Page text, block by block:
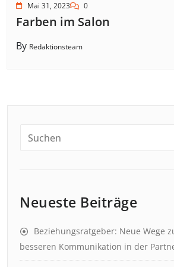
Mai 31, 2023 0
Farben im Salon
By Redaktionsteam
Neueste Beiträge
Beziehungsratgeber: Neue Wege
besseren Kommunikation in der